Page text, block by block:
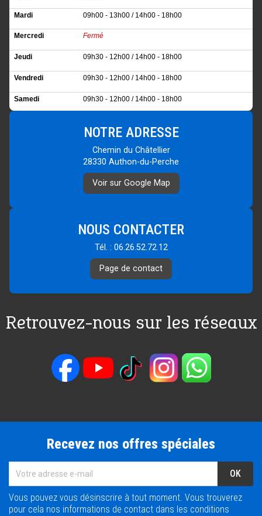
Mardi 09h00 - 13h00 / 14h00 - 18h00
Mercredi Fermé
Jeudi 09h30 - 12h00 / 14h00 - 18h00
Vendredi 09h30 - 12h00 / 14h00 - 18h00
Samedi 09h30 - 12h00 / 14h00 - 18h00
NOTRE ADRESSE
Chemin du Châtellier
28330 Authon-du-Perche
Voir sur Google Map
NOUS CONTACTER
Tél. : 06.26.52.72.12
Page de contact
Retrouvez-nous sur les réseaux
Recevez nos offres spéciales
Vous pouvez vous désinscrire à tout moment. Vous trouverez
pour cela nos informations de contact dans les conditions